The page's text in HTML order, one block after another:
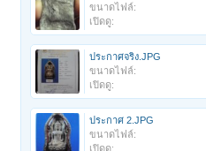
ขนาดไฟล์:
เปิดดู:
ประกาศจริง.JPG
ขนาดไฟล์:
เปิดดู:
ประกาศ 2.JPG
ขนาดไฟล์:
เปิดดู: